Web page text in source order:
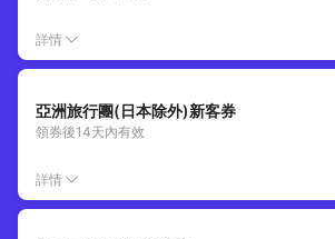
詳情
亞洲旅行團(日本除外)新客券
領券後14天內有效
詳情